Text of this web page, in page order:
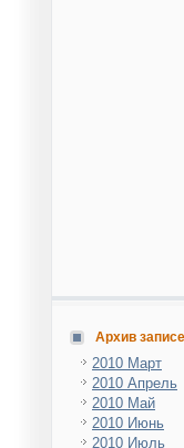
Архив
2010 Март
2010 Апрель
2010 Май
2010 Июнь
2010 Июль